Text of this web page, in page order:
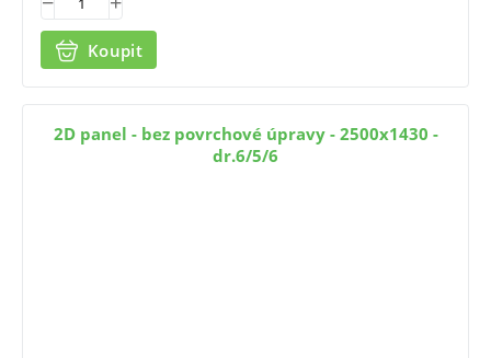
Koupit
2D panel - bez povrchové úpravy - 2500x1430 -
dr.6/5/6